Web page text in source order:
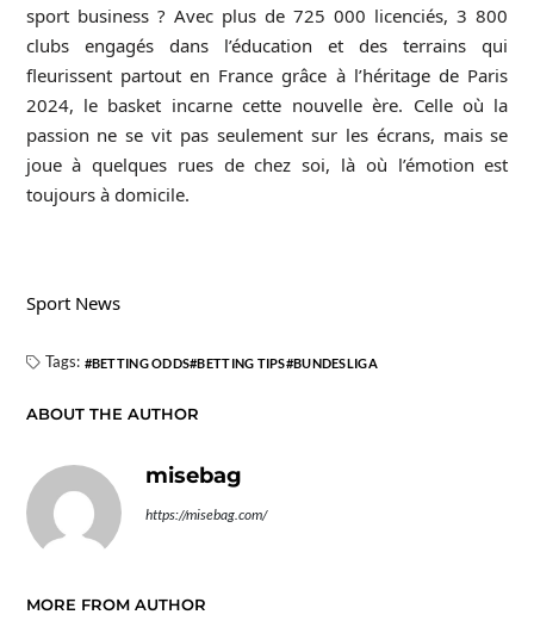
sport business ? Avec plus de 725 000 licenciés, 3 800
clubs engagés dans l’éducation et des terrains qui
fleurissent partout en France grâce à l’héritage de Paris
2024, le basket incarne cette nouvelle ère. Celle où la
passion ne se vit pas seulement sur les écrans, mais se
joue à quelques rues de chez soi, là où l’émotion est
toujours à domicile.
Sport News
Tags: BETTING ODDS BETTING TIPS BUNDESLIGA
ABOUT THE AUTHOR
misebag
https://misebag.com/
MORE FROM AUTHOR